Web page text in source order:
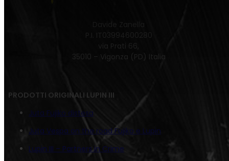
via Prati 66,
35010 – Vigonza (PD) Italia
PRODOTTI ORIGINALI LUPIN III
Juta Fujiko distesa
Juta Vespa on the road Fujiko e Lupin
Lupin III – Partners in Crime